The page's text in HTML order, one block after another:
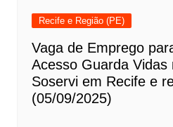
Recife e Região (PE)
Vaga de Emprego
Acesso Guarda Vidas
Soservi em Recife e
(05/09/2025)